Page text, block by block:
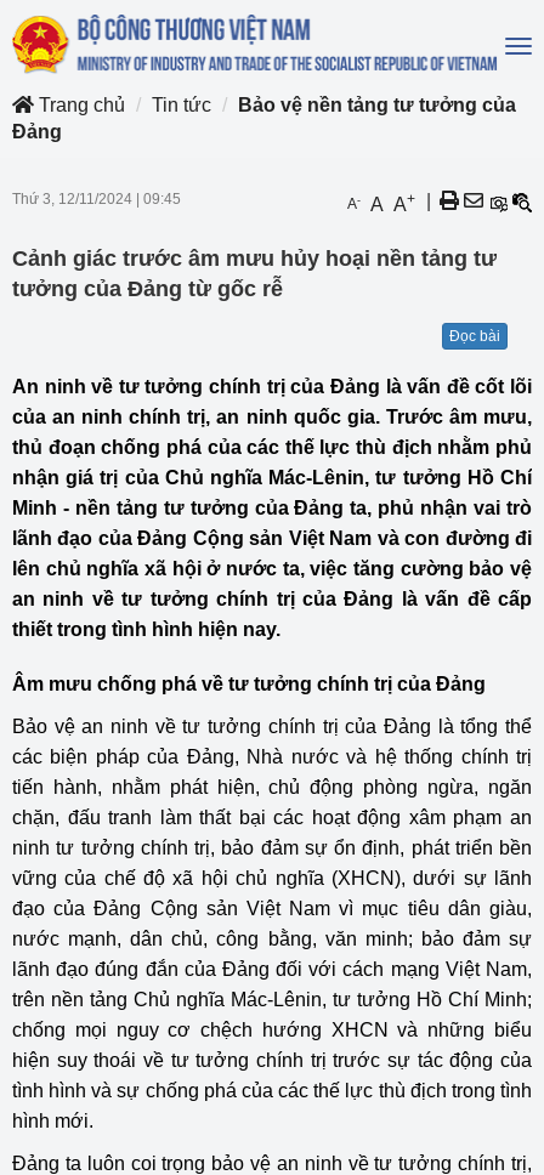
Trang chủ
Tin tức
Bảo vệ nền tảng tư tưởng của
Đảng
Thứ 3, 12/11/2024 09:45 A- A A+
Cảnh giác trước âm mưu hủy hoại nền tảng tư
tưởng của Đảng từ gốc rễ
Đọc bài
An ninh về tư tưởng chính trị của Đảng là vấn đề cốt lõi
của an ninh chính trị, an ninh quốc gia. Trước âm mưu,
thủ đoạn chống phá của các thế lực thù địch nhằm phủ
nhận giá trị của Chủ nghĩa Mác-Lênin, tư tưởng Hồ Chí
Minh - nền tảng tư tưởng của Đảng ta, phủ nhận vai trò
lãnh đạo của Đảng Cộng sản Việt Nam và con đường đi
lên chủ nghĩa xã hội ở nước ta, việc tăng cường bảo vệ
an ninh về tư tưởng chính trị của Đảng là vấn đề cấp
thiết trong tình hình hiện nay.
Âm mưu chống phá về tư tưởng chính trị của Đảng
Bảo vệ an ninh về tư tưởng chính trị của Đảng là tổng thể
các biện pháp của Đảng, Nhà nước và hệ thống chính trị
tiến hành, nhằm phát hiện, chủ động phòng ngừa, ngăn
chặn, đấu tranh làm thất bại các hoạt động xâm phạm an
ninh tư tưởng chính trị, bảo đảm sự ổn định, phát triển bền
vững của chế độ xã hội chủ nghĩa (XHCN), dưới sự lãnh
đạo của Đảng Cộng sản Việt Nam vì mục tiêu dân giàu,
nước mạnh, dân chủ, công bằng, văn minh; bảo đảm sự
lãnh đạo đúng đắn của Đảng đối với cách mạng Việt Nam,
trên nền tảng Chủ nghĩa Mác-Lênin, tư tưởng Hồ Chí Minh;
chống mọi nguy cơ chệch hướng XHCN và những biểu
hiện suy thoái về tư tưởng chính trị trước sự tác động của
tình hình và sự chống phá của các thế lực thù địch trong tình
hình mới.
Đảng ta luôn coi trọng bảo vệ an ninh về tư tưởng chính trị,